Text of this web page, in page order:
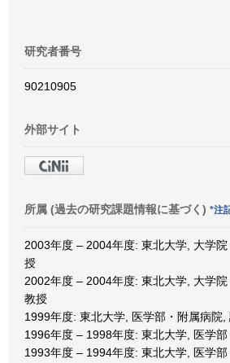
研究者番号
90210905
外部サイト
所属 (過去の研究課題情報に基づく) *注
2003年度 – 2004年度: 東北大学, 大学
授
2002年度 – 2004年度: 東北大学, 大学
教授
1999年度: 東北大学, 医学部・附属病院,
1996年度 – 1998年度: 東北大学, 医学
1993年度 – 1994年度: 東北大学, 医学